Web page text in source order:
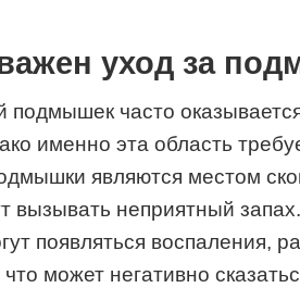
уход за
подмышек часто
именно эта область
являются местом
вызывать неприятный
появляться воспаления,
что может негативно